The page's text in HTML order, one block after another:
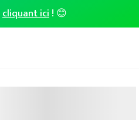
cliquant ici! 😊